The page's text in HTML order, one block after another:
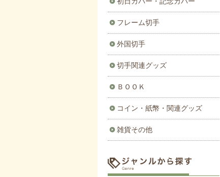
フレーム切手
外国切手
切手関連グッズ
ＢＯＯＫ
コイン・紙幣・関連グッズ
雑貨その他